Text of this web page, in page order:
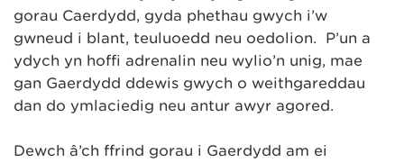
gorau Caerdydd, gyda phethau gwych i’w
gwneud i blant, teuluoedd neu oedolion. P’un a
ydych yn hoffi adrenalin neu wylio’n unig, mae
gan Gaerdydd ddewis gwych o weithgareddau
dan do ymlaciedig neu antur awyr agored.
Dewch â’ch ffrind gorau i Gaerdydd am ei